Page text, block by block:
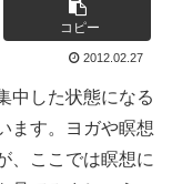
コピー
2012.02.27
中した状態になる
ます。ヨガや瞑想
、ここでは瞑想に